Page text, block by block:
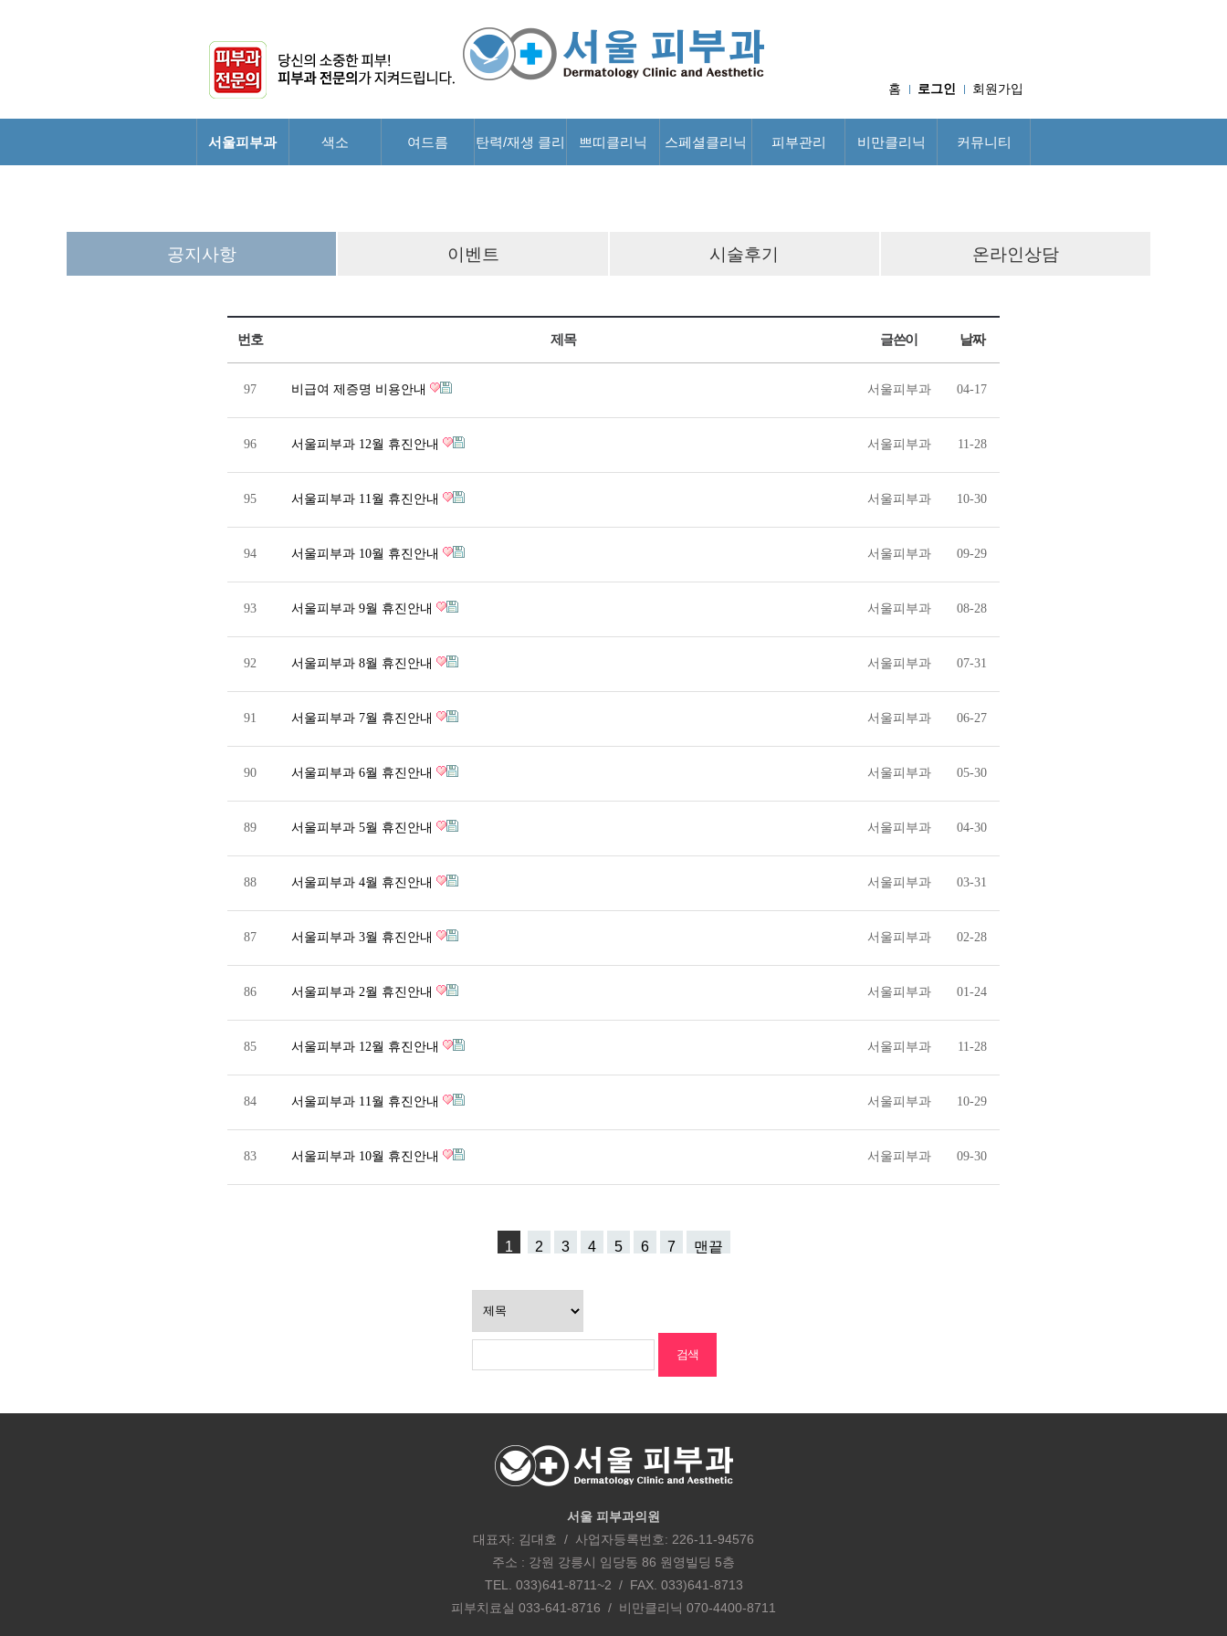
홈 로그인 회원가입
서울피부과 색소 여드름 탄력/재생 클리 쁘띠클리닉 스페셜클리닉 피부관리 비만클리닉 커뮤니티
공지사항 이벤트 시술후기 온라인상담
번호 제목 글쓴이 날짜
97 비급여 제증명 비용안내 서울피부과 04-17
96 서울피부과 12월 휴진안내 서울피부과 11-28
95 서울피부과 11월 휴진안내 서울피부과 10-30
94 서울피부과 10월 휴진안내 서울피부과 09-29
93 서울피부과 9월 휴진안내 서울피부과 08-28
92 서울피부과 8월 휴진안내 서울피부과 07-31
91 서울피부과 7월 휴진안내 서울피부과 06-27
90 서울피부과 6월 휴진안내 서울피부과 05-30
89 서울피부과 5월 휴진안내 서울피부과 04-30
88 서울피부과 4월 휴진안내 서울피부과 03-31
87 서울피부과 3월 휴진안내 서울피부과 02-28
86 서울피부과 2월 휴진안내 서울피부과 01-24
85 서울피부과 12월 휴진안내 서울피부과 11-28
84 서울피부과 11월 휴진안내 서울피부과 10-29
83 서울피부과 10월 휴진안내 서울피부과 09-30
1 2 3 4 5 6 7 맨끝
서울 피부과의원
대표자: 김대호 / 사업자등록번호: 226-11-94576
주소 : 강원 강릉시 임당동 86 원영빌딩 5층
TEL. 033)641-8711~2 / FAX. 033)641-8713
피부치료실 033-641-8716 / 비만클리닉 070-4400-8711